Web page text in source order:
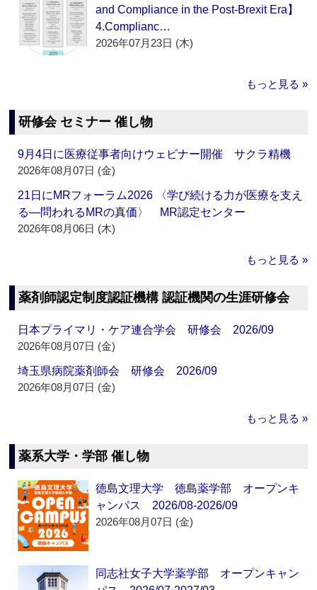
and Compliance in the Post-Brexit Era】
4.Complianc…
2026年07月23日 (木)
もっと見る »
研修会 セミナー 催し物
9月4日に医療従事者向けウェビナー開催 サクラ精機
2026年08月07日 (金)
21日にMRフォーラム2026 〈学び続ける力が医療を支え
る―問われるMRの真価〉 MR認定センター
2026年08月06日 (木)
もっと見る »
薬剤師認定制度認証機構 認証機関の生涯研修会
日本プライマリ・ケア連合学会 研修会 2026/09
2026年08月07日 (金)
埼玉県病院薬剤師会 研修会 2026/09
2026年08月07日 (金)
もっと見る »
薬系大学・学部 催し物
徳島文理大学 徳島薬学部 オープンキ
ャンパス 2026/08-2026/09
2026年08月07日 (金)
同志社女子大学薬学部 オープンキャン